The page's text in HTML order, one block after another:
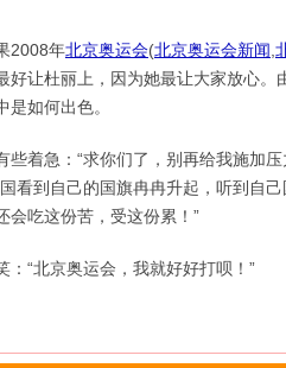
2008年北京奥运会(北京奥运会新闻
好让杜丽上，因为她最让大家放心。
如何出色。
着急：“求你们了，别再给我施加压
看到自己的国旗冉冉升起，听到自
会吃这份苦，受这份累！”
“北京奥运会，我就好好打呗！”